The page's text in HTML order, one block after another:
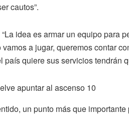
cautos”.
idea es armar un equipo para
vamos a jugar, queremos contar
país quiere sus servicios tendrán
un punto más que